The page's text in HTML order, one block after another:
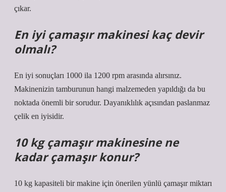
çıkar.
En iyi çamaşır makinesi kaç devir
olmalı?
En iyi sonuçları 1000 ila 1200 rpm arasında alırsınız.
Makinenizin tamburunun hangi malzemeden yapıldığı da bu
noktada önemli bir sorudur. Dayanıklılık açısından paslanmaz
çelik en iyisidir.
10 kg çamaşır makinesine ne
kadar çamaşır konur?
10 kg kapasiteli bir makine için önerilen yünlü çamaşır miktarı